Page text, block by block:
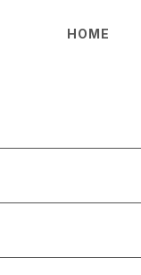
HOME